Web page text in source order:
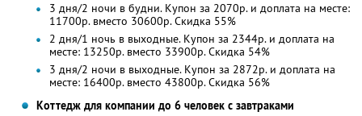
3 дня/2 ночи в будни. Купон за 2070р. и доплата на месте:
11700р. вместо 30600р. Скидка 55%
2 дня/1 ночь в выходные. Купон за 2344р. и доплата на
месте: 13250р. вместо 33900р. Скидка 54%
3 дня/2 ночи в выходные. Купон за 2872р. и доплата на
месте: 16400р. вместо 43800р. Скидка 56%
Коттедж для компании до 6 человек с завтраками